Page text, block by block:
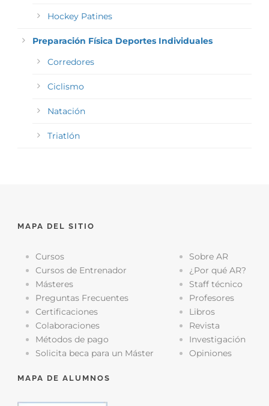
Hockey Patines
Preparación Física Deportes Individuales
Corredores
Ciclismo
Natación
Triatlón
MAPA DEL SITIO
Cursos
Cursos de Entrenador
Másteres
Preguntas Frecuentes
Certificaciones
Colaboraciones
Métodos de pago
Solicita beca para un Máster
Sobre AR
¿Por qué AR?
Staff técnico
Profesores
Libros
Revista
Investigación
Opiniones
MAPA DE ALUMNOS